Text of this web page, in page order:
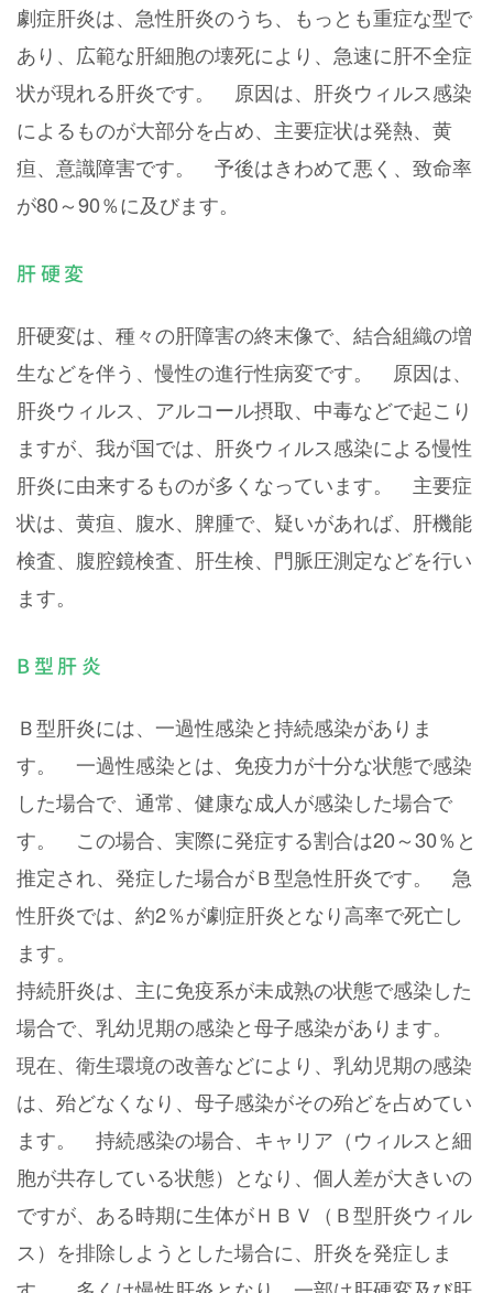
劇症肝炎は、急性肝炎のうち、もっとも重症な型で
あり、広範な肝細胞の壊死により、急速に肝不全症
状が現れる肝炎です。 原因は、肝炎ウィルス感染
によるものが大部分を占め、主要症状は発熱、黄
疸、意識障害です。 予後はきわめて悪く、致命率
が80～90％に及びます。
肝硬変
肝硬変は、種々の肝障害の終末像で、結合組織の増
生などを伴う、慢性の進行性病変です。 原因は、
肝炎ウィルス、アルコール摂取、中毒などで起こり
ますが、我が国では、肝炎ウィルス感染による慢性
肝炎に由来するものが多くなっています。 主要症
状は、黄疸、腹水、脾腫で、疑いがあれば、肝機能
検査、腹腔鏡検査、肝生検、門脈圧測定などを行い
ます。
B型肝炎
Ｂ型肝炎には、一過性感染と持続感染がありま
す。 一過性感染とは、免疫力が十分な状態で感染
した場合で、通常、健康な成人が感染した場合で
す。 この場合、実際に発症する割合は20～30％と
推定され、発症した場合がＢ型急性肝炎です。 急
性肝炎では、約2％が劇症肝炎となり高率で死亡し
ます。
持続肝炎は、主に免疫系が未成熟の状態で感染した
場合で、乳幼児期の感染と母子感染があります。
現在、衛生環境の改善などにより、乳幼児期の感染
は、殆どなくなり、母子感染がその殆どを占めてい
ます。 持続感染の場合、キャリア（ウィルスと細
胞が共存している状態）となり、個人差が大きいの
ですが、ある時期に生体がＨＢＶ（Ｂ型肝炎ウィル
ス）を排除しようとした場合に、肝炎を発症しま